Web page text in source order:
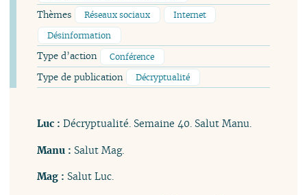
Thèmes Réseaux sociaux
Internet
Désinformation
Type d’action Conférence
Type de publication Décryptualité
Luc :Décryptualité. Semaine 40. Salut Manu.
Manu : Salut Mag.
Mag : Salut Luc.